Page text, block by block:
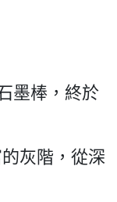
墨棒，終於
灰階，從深